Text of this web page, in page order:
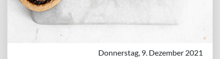
Donnerstag, 9. Dezember 2021